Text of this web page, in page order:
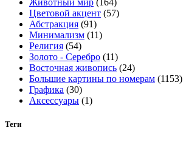
Животный мир (164)
Цветовой акцент (57)
Абстракция (91)
Минимализм (11)
Религия (54)
Золото - Серебро (11)
Восточная живопись (24)
Большие картины по номерам (1153)
Графика (30)
Аксессуары (1)
Теги